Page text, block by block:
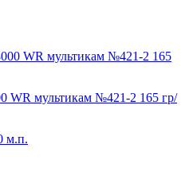
WR мультикам №421-2 165 гр/
м.п.